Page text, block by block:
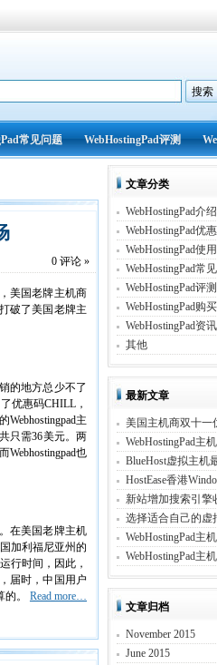
常见问题 WebHostingPad评测
0 评论 »
美国老牌主机商
破了美国老牌主
的地方总少不了
优惠码CHILL，
主
只需36美元。两
也
在美国老牌主机
加利福尼亚州的
行时间，因此，
届时，中国用户
的。 Read more…
文章分类
WebHostingPad介绍
WebHostingPad优
WebHostingPad使
WebHostingPad常
WebHostingPad评测
WebHostingPad购买
WebHostingPad资讯
其他
最新文章
美国主机商双十一
WebHostingPad主
BlueHost虚拟主机
HostEase香港
新站增加搜索引擎
选择适合自己的虚
WebHostingPad主
WebHostingPad主
文章归档
November 2015
June 2015